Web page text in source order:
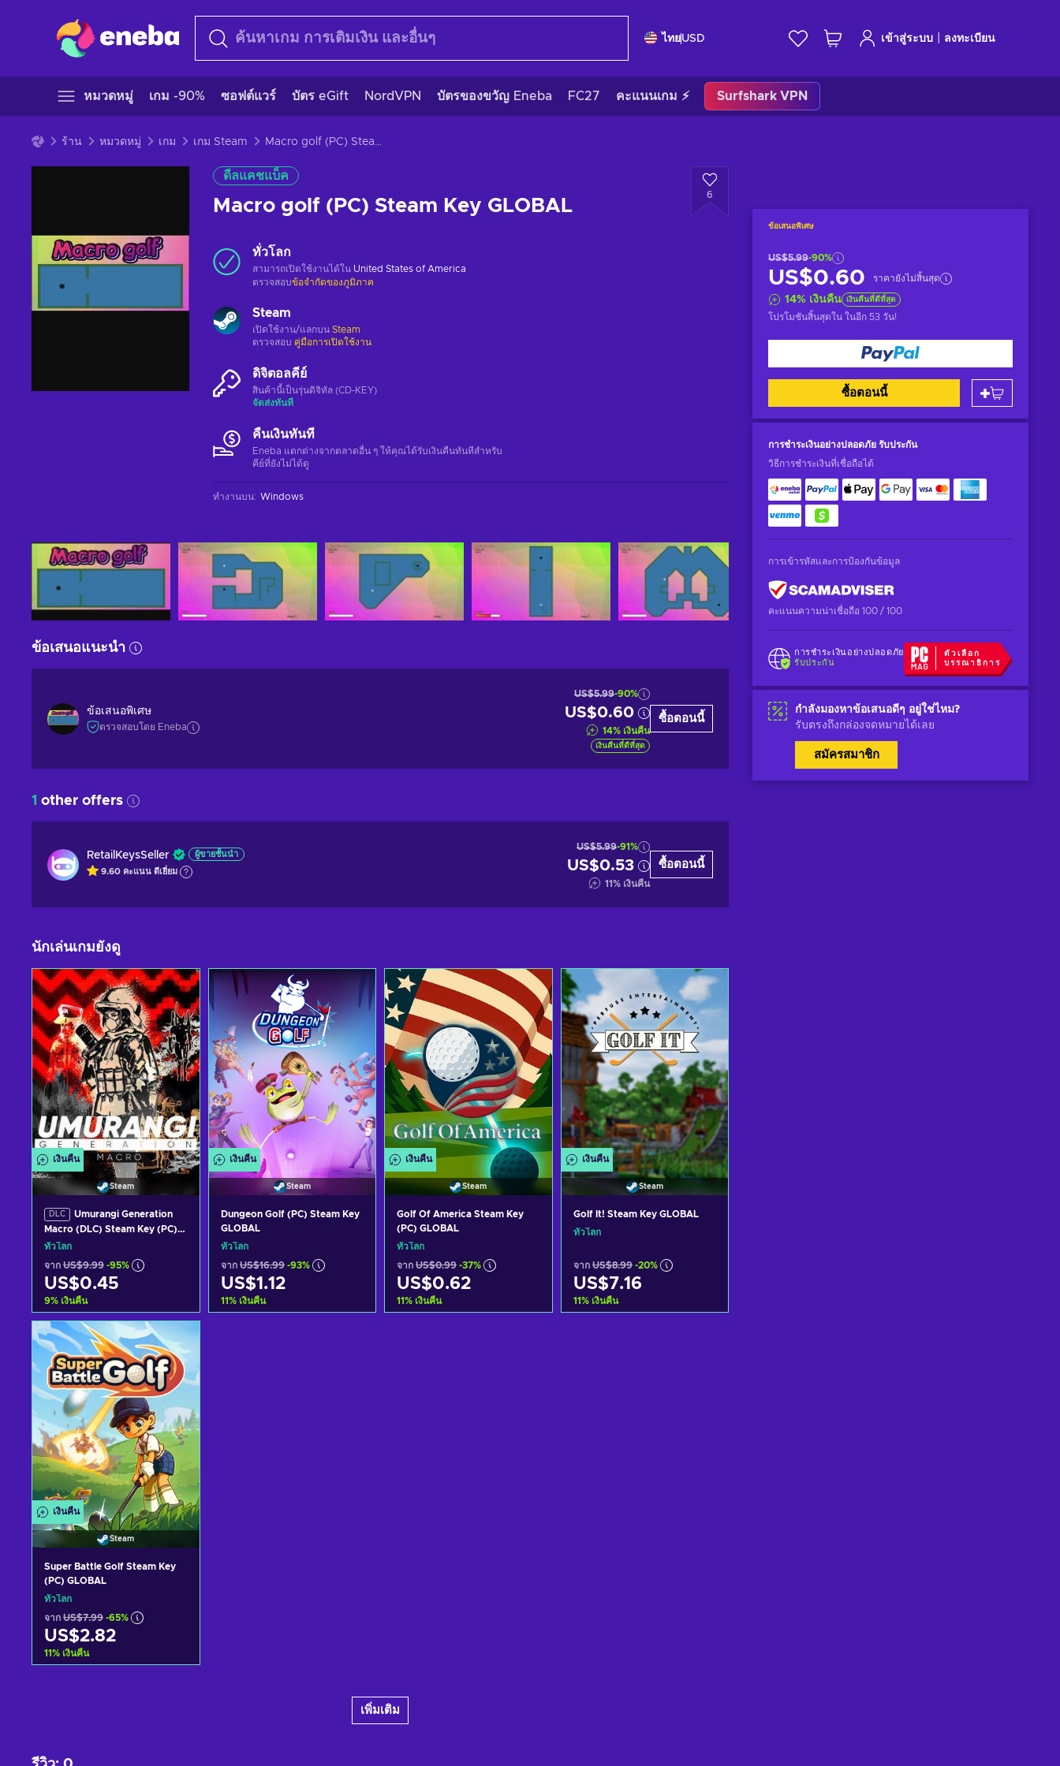
ไทยUSD เข้าสู่ระบบ ลงทะเบียน
หมวดหมู่ เกม -90% ซอฟต์แวร์ บัตร eGift NordVPN บัตรของขวัญ Eneba FC27 คะแนนเกม ⚡ Surfshark VPN
ร้าน หมวดหมู่ เกม เกม Steam Macro golf (PC) Steam Key GLOBAL
ดีลแคชแบ็ค
Macro golf (PC) Steam Key GLOBAL
6
ข้อเสนอพิเศษ
US$5.99-90%
US$0.60 ราคายังไม่สิ้นสุด
14% เงินคืน เงินคืนที่ดีที่สุด
โปรโมชันสิ้นสุดใน ในอีก 53 วัน!
ซื้อตอนนี้
การชำระเงินอย่างปลอดภัย รับประกัน
วิธีการชำระเงินที่เชื่อถือได้
การเข้ารหัสและการป้องกันข้อมูล
คะแนนความน่าเชื่อถือ 100 / 100
การชำระเงินอย่างปลอดภัย
รับประกัน
ตัวเลือก
บรรณาธิการ
กำลังมองหาข้อเสนอดีๆ อยู่ใช่ไหม?
รับตรงถึงกล่องจดหมายได้เลย
สมัครสมาชิก
ทั่วโลก
สามารถเปิดใช้งานได้ใน United States of America
ตรวจสอบข้อจำกัดของภูมิภาค
Steam
เปิดใช้งาน/แลกบน Steam
ตรวจสอบ คู่มือการเปิดใช้งาน
ดิจิตอลคีย์
สินค้านี้เป็นรุ่นดิจิทัล (CD-KEY)
จัดส่งทันที
คืนเงินทันที
Eneba แตกต่างจากตลาดอื่น ๆ ให้คุณได้รับเงินคืนทันทีสําหรับ
คีย์ที่ยังไม่ได้ดู
ทำงานบน: Windows
ข้อเสนอแนะนำ
ข้อเสนอพิเศษ
ตรวจสอบโดย Eneba
US$5.99-90%
US$0.60
14% เงินคืน
เงินคืนที่ดีที่สุด
ซื้อตอนนี้
1 other offers
RetailKeysSeller ผู้ขายชั้นนำ
9.60 คะแนน ดีเยี่ยม
US$5.99-91%
US$0.53
11% เงินคืน
ซื้อตอนนี้
นักเล่นเกมยังดู
เงินคืน
Steam
DLC
Umurangi Generation
Macro (DLC) Steam Key (PC)
GLOBAL
ทั่วโลก
จาก US$9.99 -95%
US$0.45
9% เงินคืน
หยิบใส่ตะกร้า
ดูข้อเสนอ
เงินคืน
Steam
Dungeon Golf (PC) Steam Key
GLOBAL
ทั่วโลก
จาก US$16.99 -93%
US$1.12
11% เงินคืน
เงินคืน
Steam
Golf Of America Steam Key
(PC) GLOBAL
ทั่วโลก
จาก US$0.99 -37%
US$0.62
11% เงินคืน
เงินคืน
Steam
Golf It! Steam Key GLOBAL
ทั่วโลก
จาก US$8.99 -20%
US$7.16
11% เงินคืน
เงินคืน
Steam
Super Battle Golf Steam Key
(PC) GLOBAL
ทั่วโลก
จาก US$7.99 -65%
US$2.82
11% เงินคืน
เพิ่มเติม